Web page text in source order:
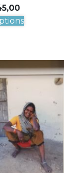
Ce
variations.
peuvent
être
choisies
sur
la
page